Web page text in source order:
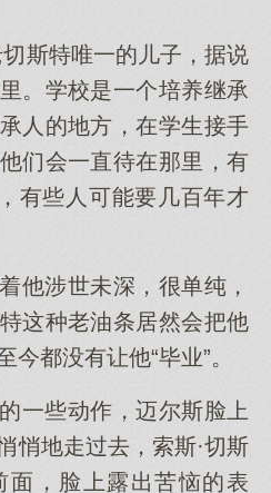
斯特唯一的儿子，据说
。学校是一个培养继承
人的地方，在学生接手
们会一直待在那里，有
有些人可能要几百年才
他涉世未深，很单纯，
这种老油条居然会把他
今都没有让他“毕业”。
一些动作，迈尔斯脸上
悄地走过去，索斯·切斯
面，脸上露出苦恼的表